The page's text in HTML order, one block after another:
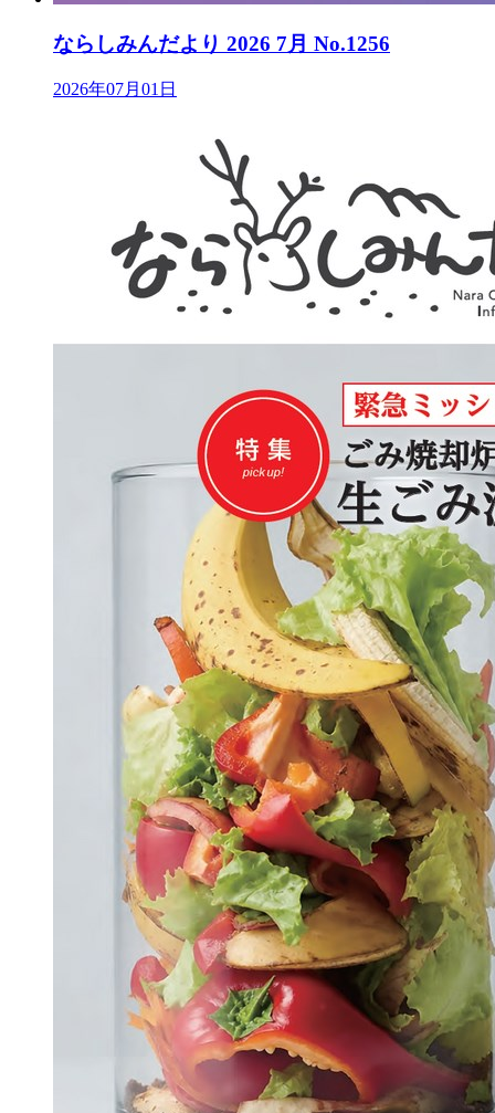
ならしみんだより 2026 7月 No.1256
2026年07月01日